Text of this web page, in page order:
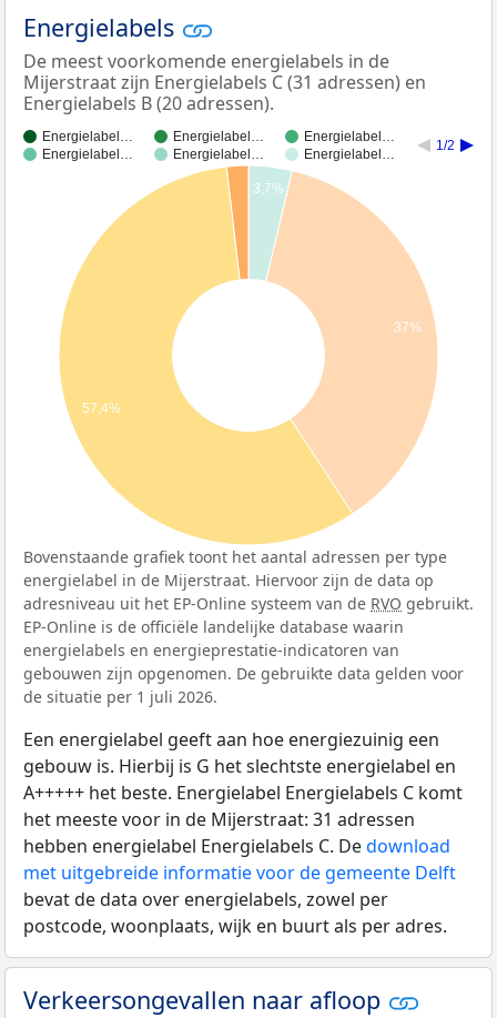
Energielabels
De meest voorkomende energielabels in de
Mijerstraat zijn Energielabels C (31 adressen) en
Energielabels B (20 adressen).
Energielabel… Energielabel…
Energielabel…
Energielabel…
Energielabel… Energielabel…
1/2
3,7%
37%
57,4%
Bovenstaande grafiek toont het aantal adressen per type
energielabel in de Mijerstraat. Hiervoor zijn de data op
adresniveau uit het EP-Online systeem van de RVO gebruikt.
EP-Online is de officiële landelijke database waarin
energielabels en energieprestatie-indicatoren van
gebouwen zijn opgenomen. De gebruikte data gelden voor
de situatie per 1 juli 2026.
Een energielabel geeft aan hoe energiezuinig een
gebouw is. Hierbij is G het slechtste energielabel en
A+++++ het beste. Energielabel Energielabels C komt
het meeste voor in de Mijerstraat: 31 adressen
hebben energielabel Energielabels C. Dedownload
met uitgebreide informatie voor de gemeente Delft
bevat de data over energielabels, zowel per
postcode, woonplaats, wijk en buurt als per adres.
Verkeersongevallen naar afloop